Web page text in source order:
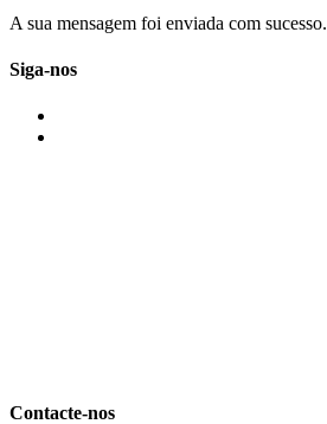
A sua mensagem foi enviada com sucesso.
Siga-nos
Contacte-nos